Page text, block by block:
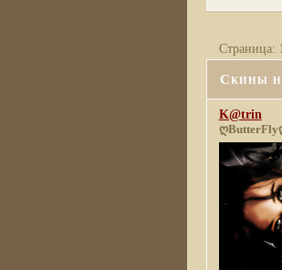
Скины
Страница:
K@trin